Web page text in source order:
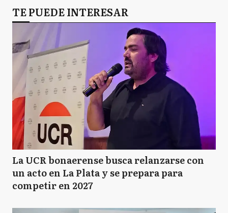
TE PUEDE INTERESAR
La UCR bonaerense busca relanzarse con
un acto en La Plata y se prepara para
competir en 2027